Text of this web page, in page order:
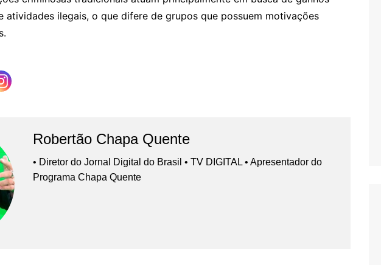
atividades ilegais, o que difere de grupos que possuem motivações
Robertão Chapa Quente
• Diretor do Jornal Digital do Brasil • TV DIGITAL • Apresentador do
Programa Chapa Quente